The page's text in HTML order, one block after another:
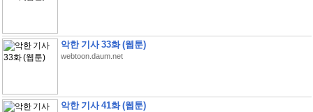
악한 기사 33화 (웹툰)
webtoon.daum.net
악한 기사 41화 (웹툰)